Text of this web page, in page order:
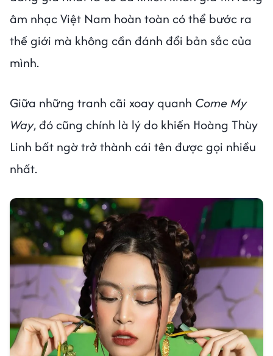
âm nhạc Việt Nam hoàn toàn có thể bước ra
thế giới mà không cần đánh đổi bản sắc của
mình.
Giữa những tranh cãi xoay quanh Come My
Way, đó cũng chính là lý do khiến Hoàng Thùy
Linh bất ngờ trở thành cái tên được gọi nhiều
nhất.